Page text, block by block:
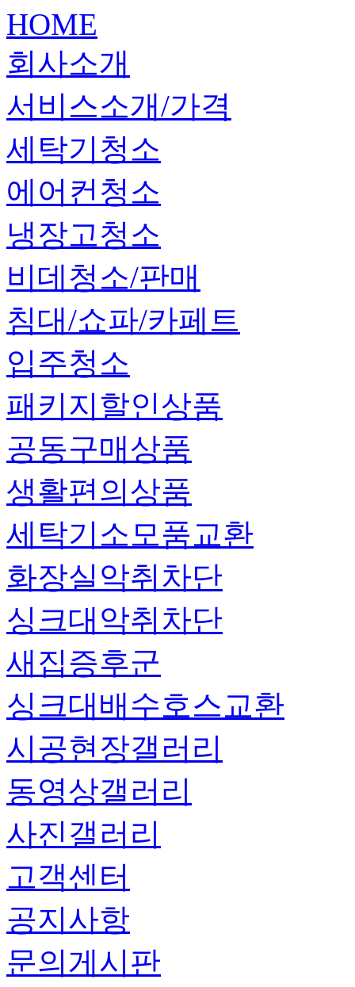
HOME
회사소개
서비스소개/가격
세탁기청소
에어컨청소
냉장고청소
비데청소/판매
침대/쇼파/카페트
입주청소
패키지할인상품
공동구매상품
생활편의상품
세탁기소모품교환
화장실악취차단
싱크대악취차단
새집증후군
싱크대배수호스교환
시공현장갤러리
동영상갤러리
사진갤러리
고객센터
공지사항
문의게시판